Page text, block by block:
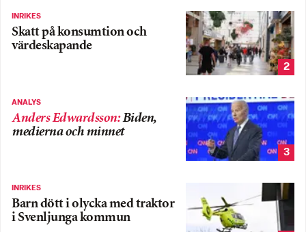
INRIKES
Skatt på konsumtion och
värdeskapande
2
ANALYS
Anders Edwardsson:Biden,
medierna och minnet
3
INRIKES
Barn dött i olycka med traktor
i Svenljunga kommun